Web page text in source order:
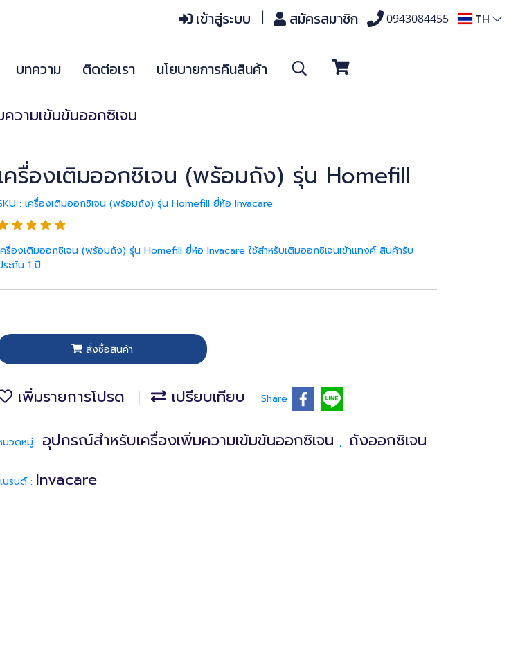
เข้าสู่ระบบ สมัครสมาชิก 0943084455 TH
บทความ ติดต่อเรา นโยบายการคืนสินค้า
วามเข้มข้นออกซิเจน
ครื่องเติมออกซิเจน (พร้อมถัง) รุ่น Homefill
: เครื่องเติมออกซิเจน (พร้อมถัง) รุ่น Homefill ยี่ห้อ Invacare
ครื่องเติมออกซิเจน (พร้อมถัง) รุ่น Homefill ยี่ห้อ Invacare ใช้สำหรับเติมออกซิเจนเข้าแทงค์ สินค้ารับ
ระกัน 1 ปี
สั่งซื้อสินค้า
เพิ่มรายการโปรด เปรียบเทียบ Share
มวดหมู่ : อุปกรณ์สำหรับเครื่องเพิ่มความเข้มข้นออกซิเจน , ถังออกซิเจน
บรนด์ : Invacare